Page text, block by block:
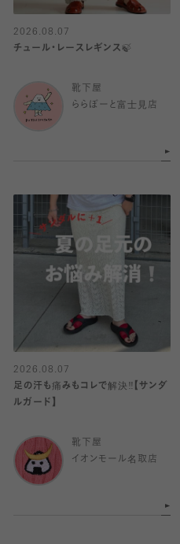
2026.08.07
チュール・レースレギンス🍃
靴下屋
ららぽーと富士見店
2026.08.07
足の汗も痛みもコレで解決‼️【サンダ
ルガード】
靴下屋
イオンモール名取店